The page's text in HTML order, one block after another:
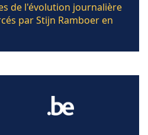
de l'évolution journalière
par Stijn Ramboer en